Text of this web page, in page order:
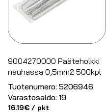
9004270000 Pääteholkki
nauhassa 0,5mm2 500kpl
Tuotenumero: 5206946
Varastosaldo: 19
16.19€ / pkt